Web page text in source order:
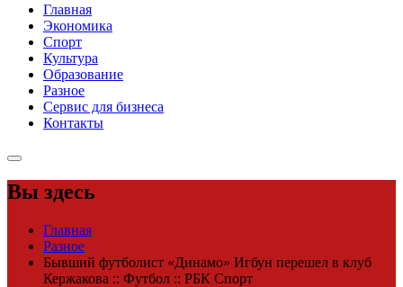
Главная
Экономика
Спорт
Культура
Образование
Разное
Сервис для бизнеса
Контакты
Вы здесь
Главная
Разное
Бывший футболист «Динамо» Игбун перешел в клуб
Кержакова :: Футбол :: РБК Спорт